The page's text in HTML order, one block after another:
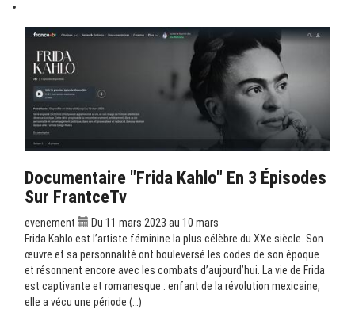
Documentaire "Frida Kahlo" En 3 Épisodes
Sur FrantceTv
evenement
Du 11 mars 2023 au 10 mars
Frida Kahlo est l’artiste féminine la plus célèbre du XXe siècle. Son
œuvre et sa personnalité ont bouleversé les codes de son époque
et résonnent encore avec les combats d’aujourd’hui. La vie de Frida
est captivante et romanesque : enfant de la révolution mexicaine,
elle a vécu une période (…)